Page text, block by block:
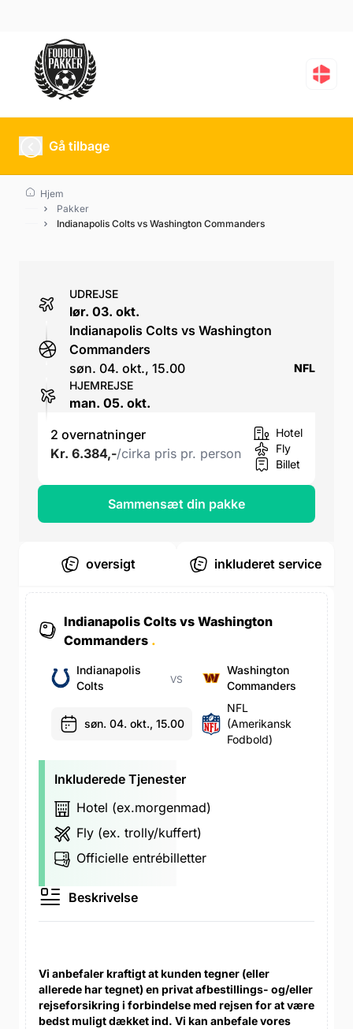
Indianapolis Colts vs
Gå tilbage
Hjem
Pakker
Indianapolis Colts vs Washington Commanders
oversigt inkluderet service
Indianapolis Colts vs Washington
Commanders .
Indianapolis
Colts
VS
Washington
Commanders
søn. 04. okt., 15.00
NFL
(amerikansk
Fodbold)
Inkluderede Tjenester
Hotel (ex.morgenmad)
Fly (ex. trolly/kuffert)
Officielle entrébilletter
Beskrivelse
Vi anbefaler kraftigt at kunden tegner (eller
allerede har tegnet) en privat afbestillings- og/eller
rejseforsikring i forbindelse med rejsen for at være
bedst muligt dækket ind. Vi kan anbefale vores
UDREJSE
lør. 03. okt.
Indianapolis Colts vs Washington
Commanders
søn. 04. okt., 15.00
NFL
HJEMREJSE
man. 05. okt.
2 overnatninger
Kr. 6.384,-/cirka pris pr. person
Hotel
Fly
Billet
Sammensæt din pakke